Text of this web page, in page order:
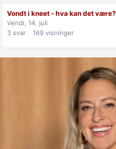
Vondt i kneet - hva kan det være?
Vendi, 14. juli
3 svar 169 visninger